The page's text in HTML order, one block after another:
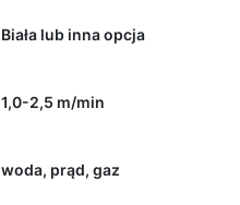
Biała lub inna opcja
1,0-2,5 m/min
woda, prąd, gaz